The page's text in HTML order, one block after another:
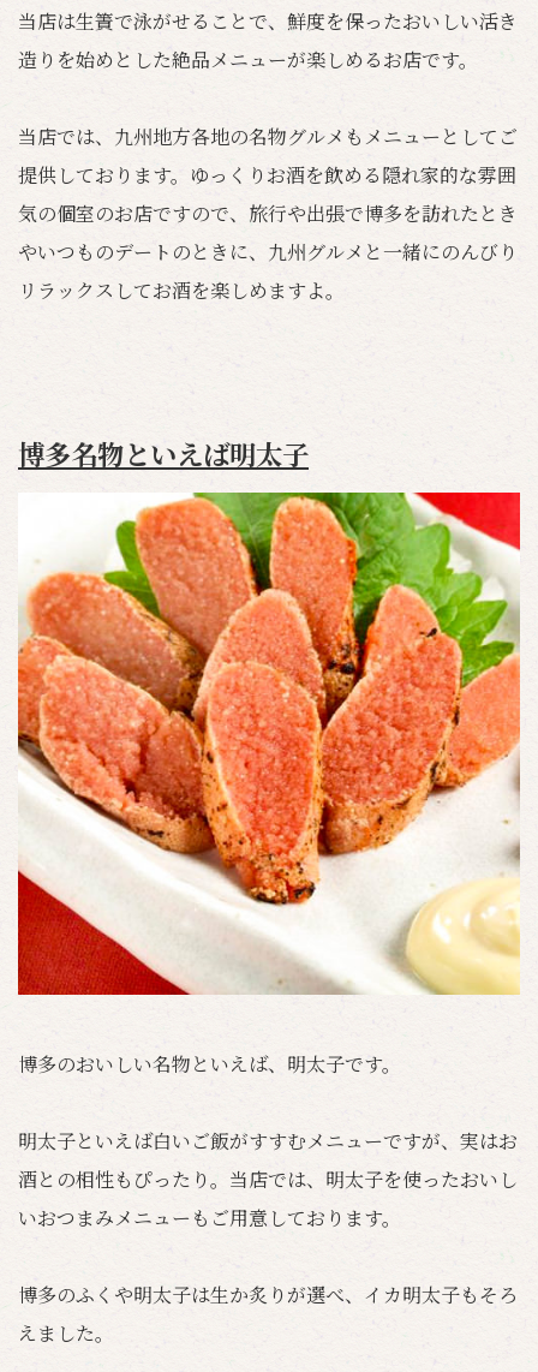
当店は生簀で泳がせることで、鮮度を保ったおいしい活き
造りを始めとした絶品メニューが楽しめるお店です。
当店では、九州地方各地の名物グルメもメニューとしてご
提供しております。ゆっくりお酒を飲める隠れ家的な雰囲
気の個室のお店ですので、旅行や出張で博多を訪れたとき
やいつものデートのときに、九州グルメと一緒にのんびり
リラックスしてお酒を楽しめますよ。
博多名物といえば明太子
博多のおいしい名物といえば、明太子です。
明太子といえば白いご飯がすすむメニューですが、実はお
酒との相性もぴったり。当店では、明太子を使ったおいし
いおつまみメニューもご用意しております。
博多のふくや明太子は生か炙りが選べ、イカ明太子もそろ
えました。